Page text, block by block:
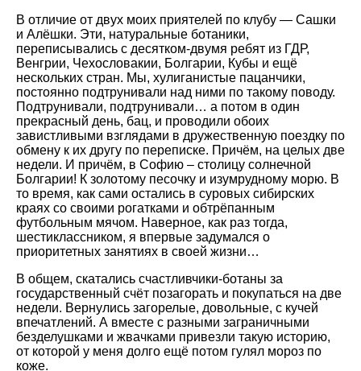
В отличие от двух моих приятелей по клубу — Сашки
и Алёшки. Эти, натуральные ботаники,
переписывались с десятком-двумя ребят из ГДР,
Венгрии, Чехословакии, Болгарии, Кубы и ещё
нескольких стран. Мы, хулиганистые пацанчики,
постоянно подтрунивали над ними по такому поводу.
Подтрунивали, подтрунивали… а потом в один
прекрасный день, бац, и проводили обоих
завистливыми взглядами в дружественную поездку по
обмену к их другу по переписке. Причём, на целых две
недели. И причём, в Софию – столицу солнечной
Болгарии! К золотому песочку и изумрудному морю. В
то время, как сами остались в суровых сибирских
краях со своими рогатками и обтрёпанным
футбольным мячом. Наверное, как раз тогда,
шестиклассником, я впервые задумался о
приоритетных занятиях в своей жизни…
В общем, скатались счастливчики-ботаны за
государственный счёт позагорать и покупаться на две
недели. Вернулись загорелые, довольные, с кучей
впечатлений. А вместе с разными заграничными
безделушками и жвачками привезли такую историю,
от которой у меня долго ещё потом гулял мороз по
коже.